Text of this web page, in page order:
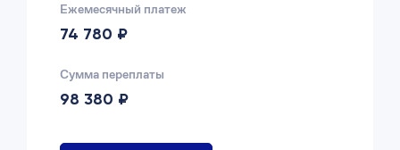
Ежемесячный платеж
74 780 ₽
Сумма переплаты
98 380 ₽